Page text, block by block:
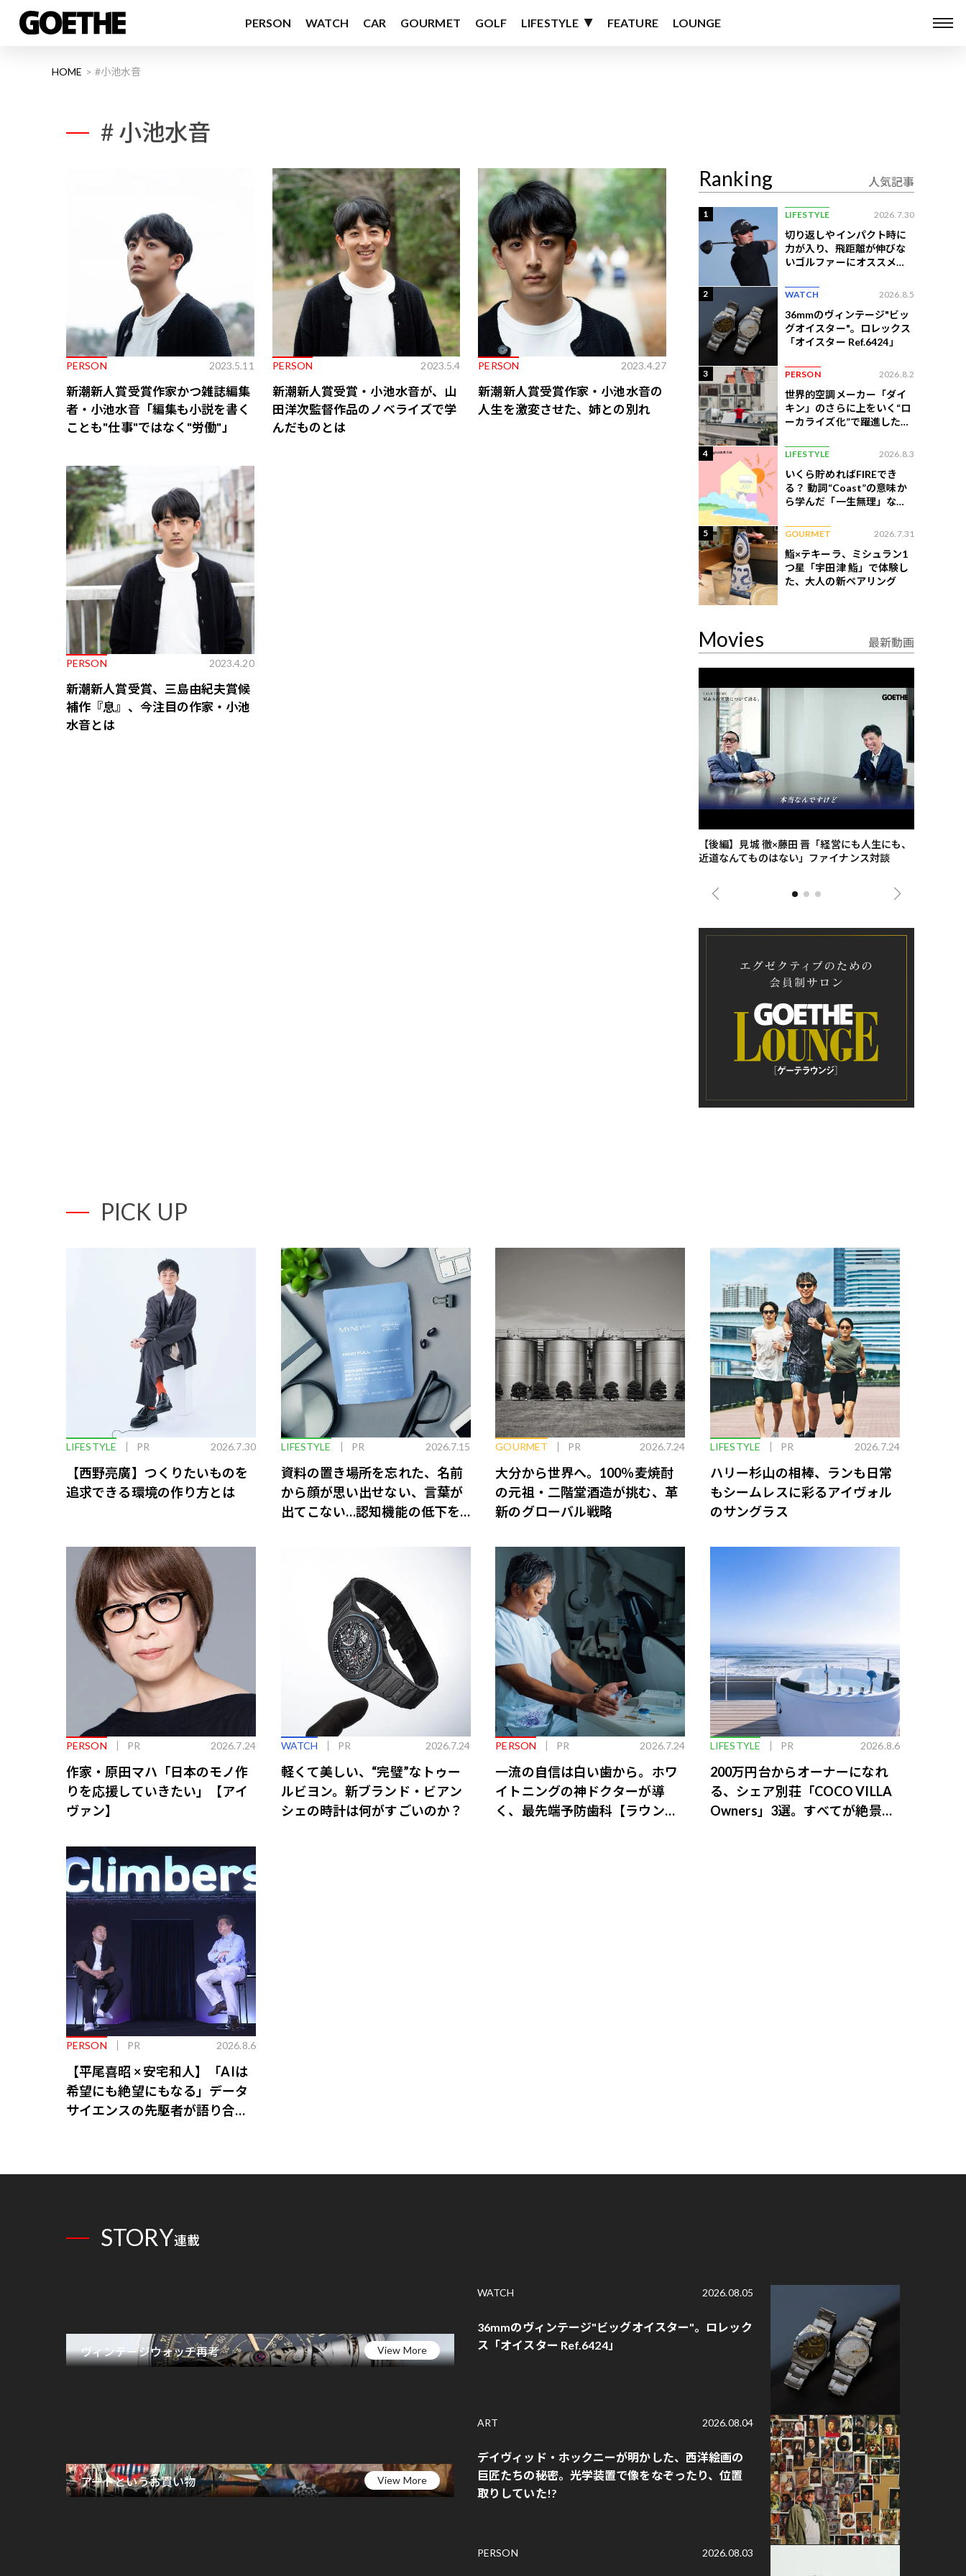
PERSON WATCH CAR GOURMET GOLF LIFESTYLE FEATURE LOUNGE
HOME #小池水音
# 小池水音
PERSON 2023.5.11
新潮新人賞受賞作家かつ雑誌編集
者・小池水音「編集も小説を書く
ことも"仕事"ではなく"労働"」
PERSON 2023.5.4
新潮新人賞受賞・小池水音が、山
田洋次監督作品のノベライズで学
んだものとは
PERSON 2023.4.27
新潮新人賞受賞作家・小池水音の
人生を激変させた、姉との別れ
PERSON 2023.4.20
新潮新人賞受賞、三島由紀夫賞候
補作『息』、今注目の作家・小池
水音とは
Ranking 人気記事
1 LIFESTYLE 2026.7.30
切り返しやインパクト時に
力が入り、飛距離が伸びな
いゴルファーにオススメの
2 WATCH 2026.8.5
36mmのヴィンテージ"ビッ
グオイスター"。ロレックス
「オイスター Ref.6424」
3 PERSON 2026.8.2
世界的空調メーカー「ダイ
キン」のさらに上をいく“ロ
ーカライズ化”で躍進したイ
4 LIFESTYLE 2026.8.3
いくら貯めればFIREでき
る？ 動詞“Coast”の意味か
ら学んだ「一生無理」な切
5 GOURMET 2026.7.31
鮨×テキーラ、ミシュラン1
つ星「宇田津 鮨」で体験し
た、大人の新ペアリング
Movies 最新動画
【後編】見城 徹×藤田 晋「経営にも人生にも、
近道なんてものはない」ファイナンス対談
PICK UP
LIFESTYLE PR 2026.7.30
【西野亮廣】つくりたいものを
追求できる環境の作り方とは
LIFESTYLE PR 2026.7.15
資料の置き場所を忘れた、名前
から顔が思い出せない、言葉が
出てこない…認知機能の低下を
GOURMET PR 2026.7.24
大分から世界へ。100％麦焼酎
の元祖・二階堂酒造が挑む、革
新のグローバル戦略
LIFESTYLE PR 2026.7.24
ハリー杉山の相棒、ランも日常
もシームレスに彩るアイヴォル
のサングラス
PERSON PR 2026.7.24
作家・原田マハ「日本のモノ作
りを応援していきたい」【アイ
ヴァン】
WATCH PR 2026.7.24
軽くて美しい、“完璧”なトゥー
ルビヨン。新ブランド・ビアン
シェの時計は何がすごいのか？
PERSON PR 2026.7.24
一流の自信は白い歯から。ホワ
イトニングの神ドクターが導
く、最先端予防歯科【ラウンジ
LIFESTYLE PR 2026.8.6
200万円台からオーナーになれ
る、シェア別荘「COCO VILLA
Owners」3選。すべてが絶景、
PERSON PR 2026.8.6
【平尾喜昭 × 安宅和人】「AIは
希望にも絶望にもなる」データ
サイエンスの先駆者が語り合う
STORY連載
ヴィンテージウォッチ再考 View More
WATCH 2026.08.05
36mmのヴィンテージ"ビッグオイスター"。ロレック
ス「オイスター Ref.6424」
アートというお買い物 View More
ART 2026.08.04
デイヴィッド・ホックニーが明かした、西洋絵画の
巨匠たちの秘密。光学装置で像をなぞったり、位置
取りしていた!?
PERSON 2026.08.03